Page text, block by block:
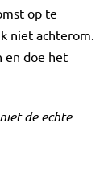
op te
niet achterom.
en doe het
de echte